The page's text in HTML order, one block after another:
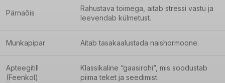
Pärnaõis
Rahustava toimega, aitab stressi vastu ja
leevendab külmetust.
Munkapipar Aitab tasakaalustada naishormoone.
Apteegitill
(Feenkol)
Klassikaline “gaasirohi”, mis soodustab
piima teket ja seedimist.